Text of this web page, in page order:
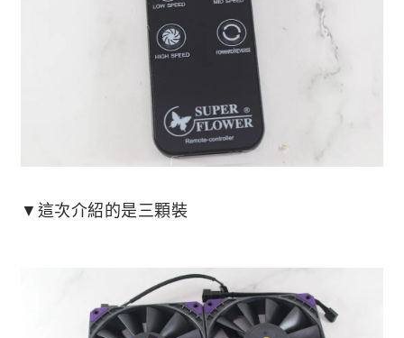
▼這次介紹的是三顆裝